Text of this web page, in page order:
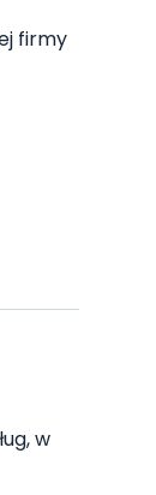
firmy
w